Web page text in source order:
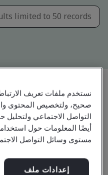
8000:2014
نستخدم ملفات تعريف
صحيح، ولتخصيص المحتوى
التواصل الاجتماعي ولتحليل
أيضًا المعلومات حول
مستوى وسائل التواصل
إعدادات ملف